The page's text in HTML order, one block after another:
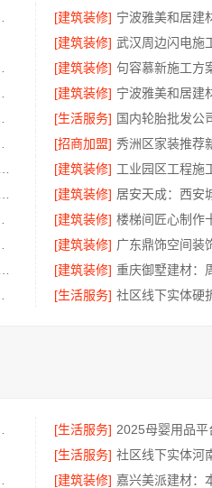
[建筑装修]
[建筑装修]
[建筑装修]
[建筑装修]
[生活服务]
[招商加盟]
[建筑装修]
[建筑装修]
[建筑装修]
[建筑装修]
[建筑装修]
[生活服务]
[生活服务]
[生活服务]
[建筑装修]